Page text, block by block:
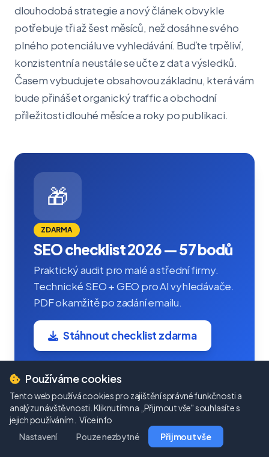
dlouhodobá strategie a nový článek obvykle
potřebuje tři až šest měsíců, než dosáhne svého
plného potenciálu ve vyhledávání. Buďte trpěliví,
konzistentní a neustále se učte z dat a výsledků.
Časem vybudujete obsahovou základnu, která vám
bude přinášet organický traffic a obchodní
příležitosti dlouhé měsíce a roky po publikaci.
🎁
ZDARMA
SEO checklist 2026 — 57 bodů
Praktický audit pro malé a střední firmy.
Technické SEO + GEO pro AI vyhledávače.
PDF okamžitě po zadání emailu.
Stáhnout checklist zdarma
#E-commerce
#Email marketing
#Konverze a CRO
#SEO
#Sociální sítě
Používáme cookies
Tento web používá cookies pro zajištění správné funkčnosti a
analýzu návštěvnosti. Kliknutím na „Přijmout vše" souhlasíte s
jejich používáním. Více info
Nastavení
Pouze nezbytné Přijmout vše